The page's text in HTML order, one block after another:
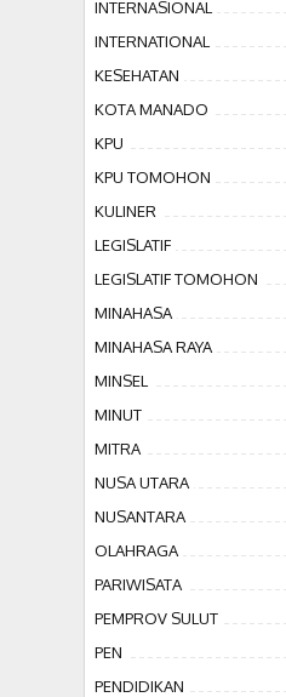
INTERNASIONAL
INTERNATIONAL
KESEHATAN
KOTA MANADO
KPU
KPU TOMOHON
KULINER
LEGISLATIF
LEGISLATIF TOMOHON
MINAHASA
MINAHASA RAYA
MINSEL
MINUT
MITRA
NUSA UTARA
NUSANTARA
OLAHRAGA
PARIWISATA
PEMPROV SULUT
PEN
PENDIDIKAN